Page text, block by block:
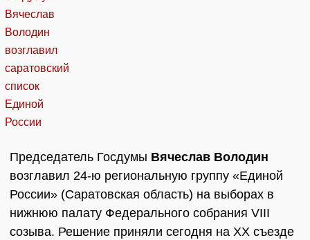
Председатель Госдумы Вячеслав Володин
возглавил 24-ю региональную группу «Единой
России» (Саратовская область) на выборах в
нижнюю палату Федерального собрания VIII
созыва. Решение приняли сегодня на XX съезде